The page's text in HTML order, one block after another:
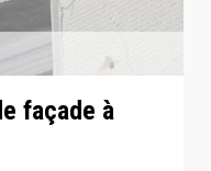
façade à